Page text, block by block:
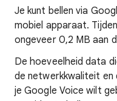
Je kunt bellen via
mobiel apparaat.
ongeveer 0,2 MB aan
De hoeveelheid data
de netwerkkwaliteit en
je Google Voice wilt